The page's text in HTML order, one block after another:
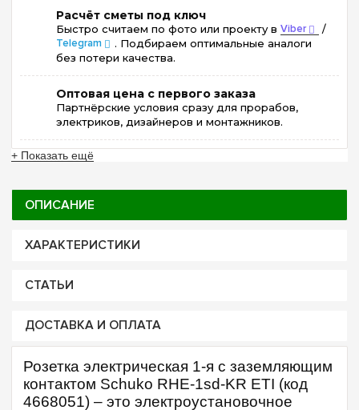
Расчёт сметы под ключ
Быстро считаем по фото или проекту в Viber
/
Telegram
. Подбираем оптимальные аналоги
без потери качества.
Оптовая цена с первого заказа
Партнёрские условия сразу для прорабов,
электриков, дизайнеров и монтажников.
+ Показать ещё
ОПИСАНИЕ
ХАРАКТЕРИСТИКИ
СТАТЬИ
ДОСТАВКА И ОПЛАТА
Розетка электрическая 1-я с заземляющим
контактом Schuko RHE-1sd-KR ETI (код
4668051) – это электроустановочное